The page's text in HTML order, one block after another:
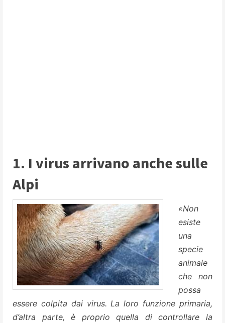
1. I virus arrivano anche sulle
Alpi
«Non
esiste
una
specie
animale
che non
possa
essere colpita dai virus. La loro funzione primaria,
d’altra parte, è proprio quella di controllare la